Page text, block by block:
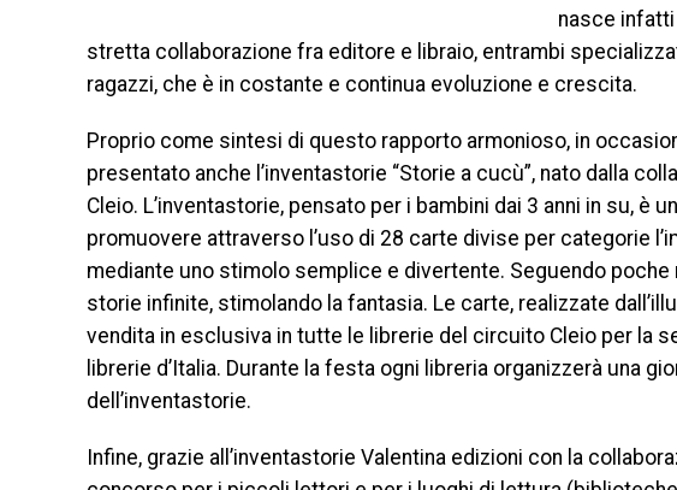
nasce
stretta collaborazione fra editore e libraio, entrambi
ragazzi, che è in costante e continua evoluzione e crescita.
Proprio come sintesi di questo rapporto armonioso, in
presentato anche l’inventastorie “Storie a cucù”, nato dalla
Cleio. L’inventastorie, pensato per i bambini dai 3 anni in su, è
promuovere attraverso l’uso di 28 carte divise per categorie
mediante uno stimolo semplice e divertente. Seguendo
storie infinite, stimolando la fantasia. Le carte, realizzate
vendita in esclusiva in tutte le librerie del circuito Cleio per la
librerie d’Italia. Durante la festa ogni libreria organizzerà una
dell’inventastorie.
Infine, grazie all’inventastorie Valentina edizioni con la